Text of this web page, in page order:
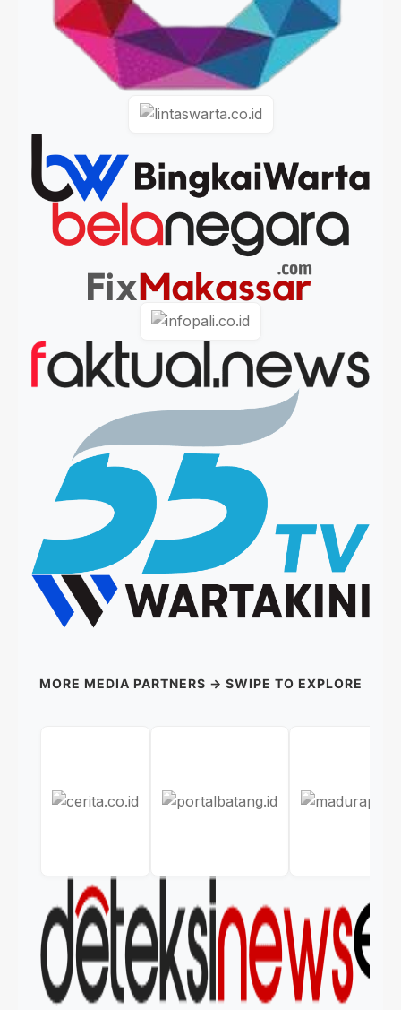
MORE MEDIA PARTNERS → SWIPE TO EXPLORE